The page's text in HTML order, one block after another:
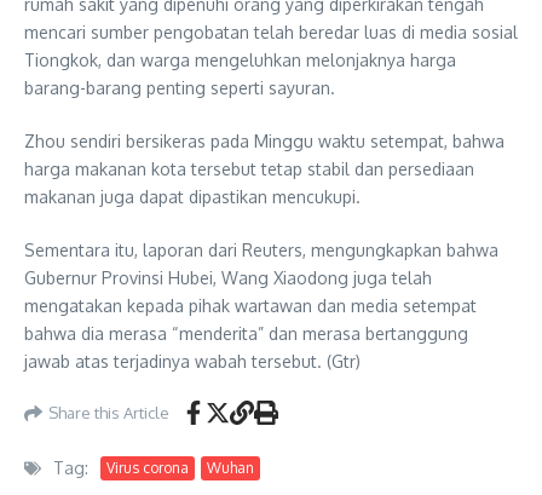
rumah sakit yang dipenuhi orang yang diperkirakan tengah
mencari sumber pengobatan telah beredar luas di media sosial
Tiongkok, dan warga mengeluhkan melonjaknya harga
barang-barang penting seperti sayuran.
Zhou sendiri bersikeras pada Minggu waktu setempat, bahwa
harga makanan kota tersebut tetap stabil dan persediaan
makanan juga dapat dipastikan mencukupi.
Sementara itu, laporan dari Reuters, mengungkapkan bahwa
Gubernur Provinsi Hubei, Wang Xiaodong juga telah
mengatakan kepada pihak wartawan dan media setempat
bahwa dia merasa “menderita” dan merasa bertanggung
jawab atas terjadinya wabah tersebut. (Gtr)
Share this Article
Tag: Virus corona Wuhan